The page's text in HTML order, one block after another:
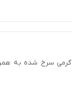
یک عدد ران مرغ 500 الی 600 گرمی سرخ شده